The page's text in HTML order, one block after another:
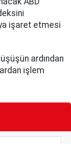
işaret etmesi
ardından
işlem